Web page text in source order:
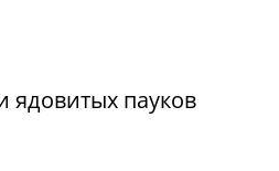
ядовитых пауков